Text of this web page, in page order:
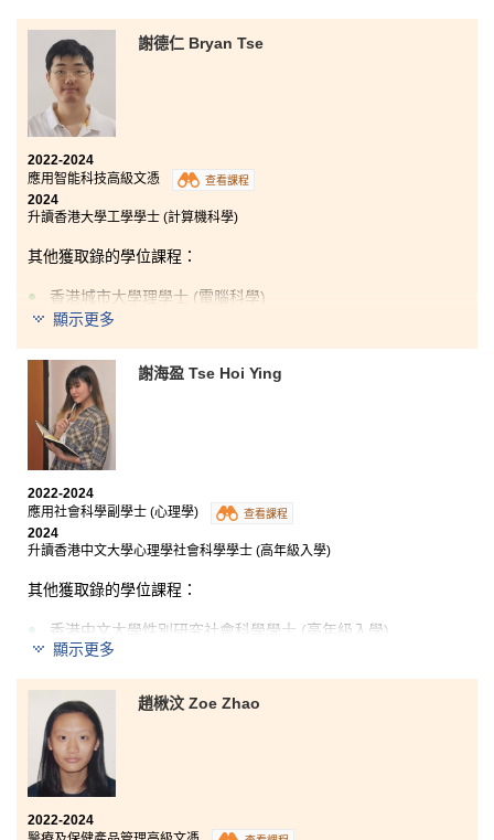
謝德仁 Bryan Tse
2022-2024
應用智能科技高級文憑
查看課程
2024
升讀香港大學工學學士 (計算機科學)
其他獲取錄的學位課程：
香港城市大學理學士 (電腦科學)
雖然我在文憑試中表現並不理想，但因修讀了書院的高
級文憑課程而有了新的機會。在學期間，我修讀了雲端
運算、程式設計和資料庫相關的課程。透過實習，我有
了親身學習的機會，令我進步了很多。我甚至在實習中
嘗試了運用機器學習訓練出模型。在這段時間中，最開
心的部分是與朋友一起完成小組專案。他們及老師都給
予我莫大的支持，使我的學習更加有趣和順利，讓我可
以繼續升讀大學。
顯示更多
謝海盈 Tse Hoi Ying
2022-2024
應用社會科學副學士 (心理學)
查看課程
2024
升讀香港中文大學心理學社會科學學士 (高年級入學)
其他獲取錄的學位課程：
香港中文大學性別研究社會科學學士 (高年級入學)
香港城市大學社會科學學士 (心理學) (高年級入學)
香港教育大學心理學榮譽社會科學學士 (高年級入學)
塞翁失馬，焉知非福。
當天公開試失利，驅使我入讀這間書院。奮鬥兩年間，
顯示更多
趙楸汶 Zoe Zhao
2022-2024